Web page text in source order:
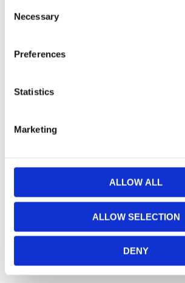
Selection
Necessary
Preferences
Statistics
Marketing
ALLOW ALL
ALLOW SELECTION
DENY
Omdömen
Bli den första att lämna ett omdöme.